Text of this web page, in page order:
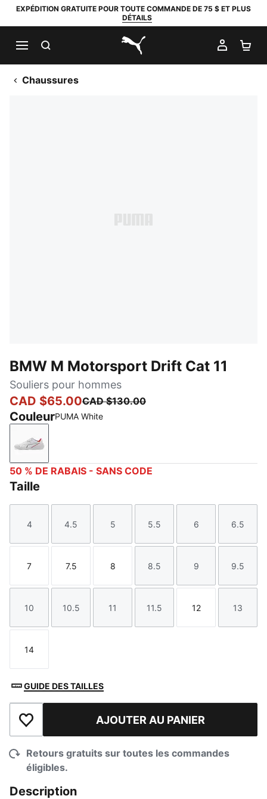
EXPÉDITION GRATUITE POUR TOUTE COMMANDE DE 75 $ ET PLUS
DÉTAILS
PUMA.com
MON
Chaussures
BMW M Motorsport Drift Cat 11
Souliers pour hommes
CAD $65.00CAD $130.00
CouleurPUMA White
PUMA White
50 % DE RABAIS - SANS CODE
Taille
Taille
4
Taille
4.5
Taille
5
Taille
5.5
Taille
6
Taille
6.5
Taille
7
Taille
7.5
Taille
8
Taille
8.5
Taille
9
Taille
9.5
Taille
10
Taille
10.5
Taille
11
Taille
11.5
Taille
12
Taille
13
Taille
14
GUIDE DES TAILLES
Ajouter à la liste de souhaits
AJOUTER AU PANIER
Retours gratuits sur toutes les commandes
éligibles.
Description